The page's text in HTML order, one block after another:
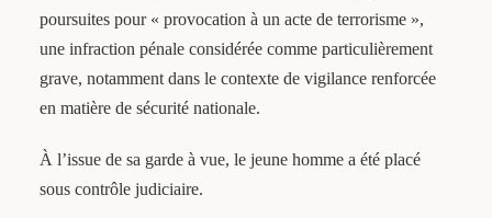
poursuites pour « provocation à un acte de terrorisme »,
une infraction pénale considérée comme particulièrement
grave, notamment dans le contexte de vigilance renforcée
en matière de sécurité nationale.
À l’issue de sa garde à vue, le jeune homme a été placé
sous contrôle judiciaire.